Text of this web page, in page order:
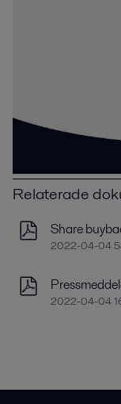
Relaterade
Share
2022-04-04
2022-04-04